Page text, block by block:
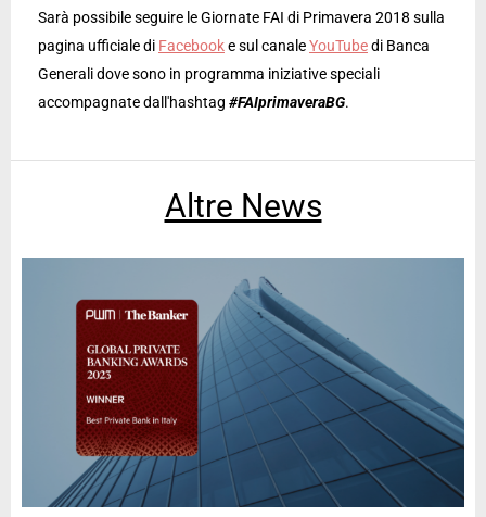
Sarà possibile seguire le Giornate FAI di Primavera 2018 sulla
pagina ufficiale di Facebooke sul canaleYouTubedi Banca
Generali dove sono in programma iniziative speciali
accompagnate dall'hashtag #FAIprimaveraBG.
Altre News